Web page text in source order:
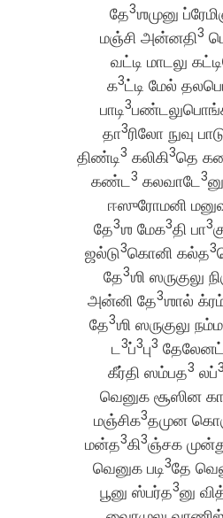
தே3ஶமுனு
மஞ்சி அன்னதி3
வட்டி மாடலு
க3ட்டி மேல்
பாடி3
தா3ரிலோ நுவு
திண்டி3 கலிகி3தெ
கண்ட3 கலவாடே3
ஈஸுரோமனி
தே3ஶ மேக3தி பா3
ஜல்டு3கொனி கல்த3
தே3ஶி ஸருகுலு
அன்னி தே3ஶால்
தே3ஶி ஸருகுலு
ட3ப்3பு3
கீர்தி ஸம்பத3 லப்3
வெனுக சூஸின
மஞ்சிக3தமுன
மன்த3கி3ஞ்சக
வெனுக படி3தே
பூனு ஸ்பர்த3னு